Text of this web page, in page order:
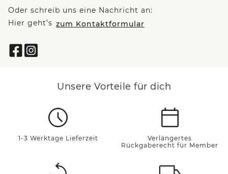
Oder schreib uns eine Nachricht an:
Hier geht’s zum Kontaktformular
Unsere Vorteile für dich
1-3 Werktage Lieferzeit
Verlängertes
Rückgaberecht für Member